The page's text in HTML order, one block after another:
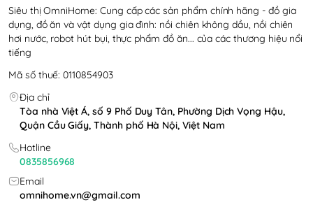
Siêu thị OmniHome: Cung cấp các sản phẩm chính hãng - đồ gia
dụng, đồ ăn và vật dụng gia đình: nồi chiên không dầu, nồi chiên
hơi nước, robot hút bụi, thực phẩm đồ ăn... của các thương hiệu nổi
tiếng
Mã số thuế: 0110854903
Địa chỉ
Tòa nhà Việt Á, số 9 Phố Duy Tân, Phường Dịch Vọng Hậu,
Quận Cầu Giấy, Thành phố Hà Nội, Việt Nam
Hotline
0835856968
Email
omnihome.vn@gmail.com